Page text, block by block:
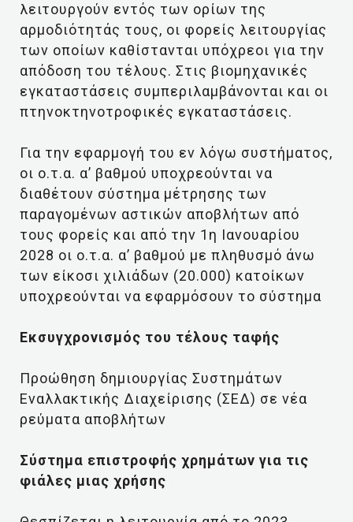
λειτουργούν εντός των ορίων της
αρμοδιότητάς τους, οι φορείς λειτουργίας
των οποίων καθίστανται υπόχρεοι για την
απόδοση του τέλους. Στις βιομηχανικές
εγκαταστάσεις συμπεριλαμβάνονται και οι
πτηνοκτηνοτροφικές εγκαταστάσεις.
Για την εφαρμογή του εν λόγω συστήματος,
οι ο.τ.α. α’ βαθμού υποχρεούνται να
διαθέτουν σύστημα μέτρησης των
παραγομένων αστικών αποβλήτων από
τους φορείς και από την 1η Ιανουαρίου
2028 οι ο.τ.α. α’ βαθμού με πληθυσμό άνω
των είκοσι χιλιάδων (20.000) κατοίκων
υποχρεούνται να εφαρμόσουν το σύστημα
Εκσυγχρονισμός του τέλους ταφής
Προώθηση δημιουργίας Συστημάτων
Εναλλακτικής Διαχείρισης (ΣΕΔ) σε νέα
ρεύματα αποβλήτων
Σύστημα επιστροφής χρημάτων για τις
φιάλες μιας χρήσης